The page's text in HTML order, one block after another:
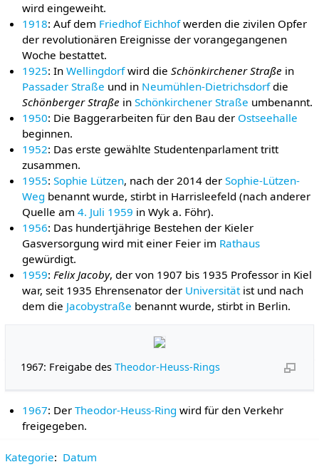
wird eingeweiht.
1918: Auf dem Friedhof Eichhofwerden die zivilen Opfer
der revolutionären Ereignisse der vorangegangenen
Woche bestattet.
1925: InWellingdorfwird dieSchönkirchener Straße in
Passader Straße und in Neumühlen-Dietrichsdorfdie
Schönberger Straße inSchönkirchener Straße umbenannt.
1950: Die Baggerarbeiten für den Bau der Ostseehalle
beginnen.
1952: Das erste gewählte Studentenparlament tritt
zusammen.
1955:Sophie Lützen, nach der 2014 derSophie-Lützen-
Weg benannt wurde, stirbt in Harrisleefeld (nach anderer
Quelle am4. Juli 1959 in Wyk a. Föhr).
1956: Das hundertjährige Bestehen der Kieler
Gasversorgung wird mit einer Feier im Rathaus
gewürdigt.
1959:Felix Jacoby, der von 1907 bis 1935 Professor in Kiel
war, seit 1935 Ehrensenator der Universitätist und nach
dem die Jacobystraße benannt wurde, stirbt in Berlin.
1967: Freigabe desTheodor-Heuss-Rings
1967: DerTheodor-Heuss-Ring wird für den Verkehr
freigegeben.
Kategorie: Datum